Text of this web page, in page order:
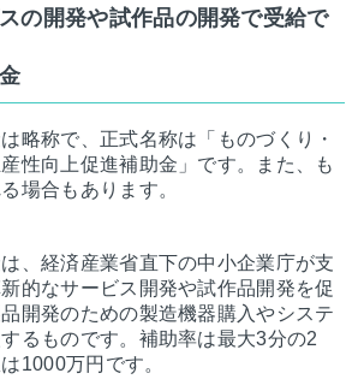
の開発や試作品の開発で受給で
略称で、正式名称は「ものづくり・
性向上促進補助金」です。また、も
場合もあります。
、経済産業省直下の中小企業庁が支
的なサービス開発や試作品開発を促
開発のための製造機器購入やシステ
るものです。補助率は最大3分の2
1000万円です。